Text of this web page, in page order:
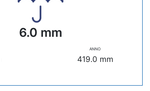
6.0 mm
ANNO
419.0 mm